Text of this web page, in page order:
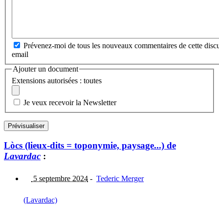
Prévenez-moi de tous les nouveaux commentaires de cette
email
Ajouter un document
Extensions autorisées : toutes
Je veux recevoir la Newsletter
Lòcs (lieux-dits = toponymie, paysage...) de
Lavardac :
5 septembre 2024 - Tederic Merger
(Lavardac)